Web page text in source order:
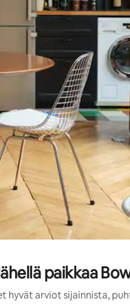
tai pyyhkäisemällä.
paikkaa
arviot sijainnista,